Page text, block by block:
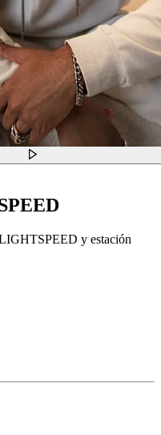
y estación